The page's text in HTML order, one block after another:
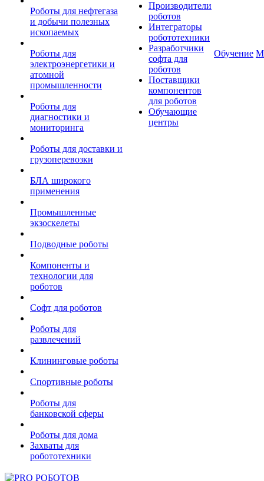
Роботы для нефтегаза
и добычи полезных
ископаемых
Роботы для
электроэнергетики и
атомной
промышленности
Роботы для
диагностики и
мониторинга
Роботы для доставки и
грузоперевозки
БЛА широкого
применения
Промышленные
экзоскелеты
Подводные роботы
Компоненты и
технологии для
роботов
Софт для роботов
Роботы для
развлечений
Клининговые роботы
Спортивные роботы
Роботы для
банковской сферы
Роботы для дома
Захваты для
робототехники
Производители
роботов
Интеграторы
робототехники
Разработчики
софта для
роботов
Поставщики
компонентов
для роботов
Обучающие
центры
Обучение